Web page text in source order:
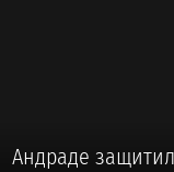
Андраде